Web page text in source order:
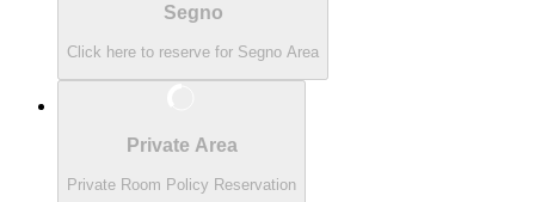
Segno
Click here to reserve for Segno Area
Private Area
Private Room Policy Reservation